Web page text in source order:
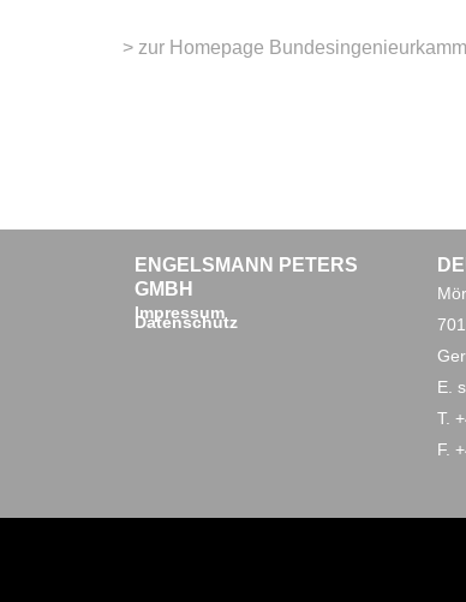
> zur Homepage
ENGELSMANN PETERS
GMBH
Impressum
Datenschutz
E.
T.
F.